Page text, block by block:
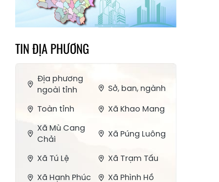
TIN ĐỊA PHƯƠNG
Địa phương
ngoài tỉnh
Sở, ban, ngành
Toàn tỉnh
Xã Khao Mang
Xã Mù Cang
Chải
Xã Púng Luông
Xã Tú Lệ
Xã Trạm Tấu
Xã Hạnh Phúc
Xã Phình Hồ